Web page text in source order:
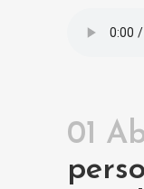
01